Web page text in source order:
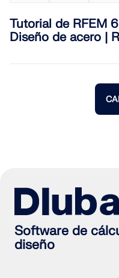
Tutorial de RFEM
Diseño de acero |
Software de
diseño